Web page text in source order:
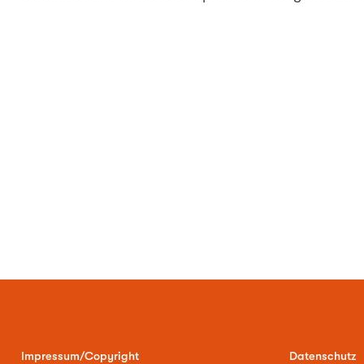
Impressum/Copyright Datenschutz